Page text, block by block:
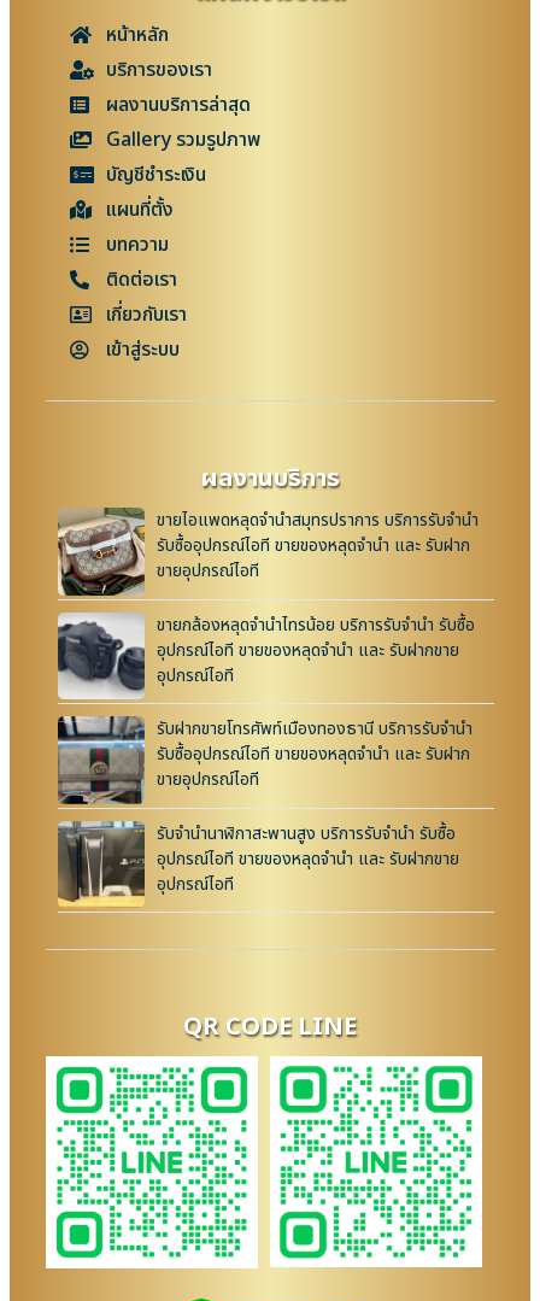
หน้าหลัก
บริการของเรา
ผลงานบริการล่าสุด
Gallery รวมรูปภาพ
บัญชีชำระเงิน
แผนที่ตั้ง
บทความ
ติดต่อเรา
เกี่ยวกับเรา
เข้าสู่ระบบ
ผลงานบริการ
ขายไอแพดหลุดจำนำสมุทรปราการ บริการรับจำนำ
รับซื้ออุปกรณ์ไอที ขายของหลุดจำนำ และ รับฝาก
ขายอุปกรณ์ไอที
ขายกล้องหลุดจำนำไทรน้อย บริการรับจำนำ รับซื้อ
อุปกรณ์ไอที ขายของหลุดจำนำ และ รับฝากขาย
อุปกรณ์ไอที
รับฝากขายโทรศัพท์เมืองทองธานี บริการรับจำนำ
รับซื้ออุปกรณ์ไอที ขายของหลุดจำนำ และ รับฝาก
ขายอุปกรณ์ไอที
รับจำนำนาฬิกาสะพานสูง บริการรับจำนำ รับซื้อ
อุปกรณ์ไอที ขายของหลุดจำนำ และ รับฝากขาย
อุปกรณ์ไอที
QR CODE LINE